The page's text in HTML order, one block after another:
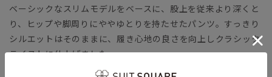
ベーシックなスリムモデルをベースに、股上を従来より深くと
り、ヒップや脚周りにややゆとりを持たせたパンツ。すっきり
シルエットはそのままに、履き心地の良さを向上しクラシック
テイストに仕上げました。